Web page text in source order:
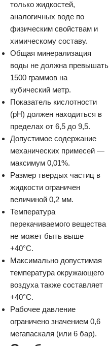
только жидкостей,
аналогичных воде по
физическим свойствам и
химическому составу.
Общая минерализация
воды не должна превышать
1500 граммов на
кубический метр.
Показатель кислотности
(рН) должен находиться в
пределах от 6,5 до 9,5.
Допустимое содержание
механических примесей —
максимум 0,01%.
Размер твердых частиц в
жидкости ограничен
величиной 0,2 мм.
Температура
перекачиваемого вещества
не может быть выше
+40°C.
Максимально допустимая
температура окружающего
воздуха также составляет
+40°C.
Рабочее давление
ограничено значением 0,6
мегапаскаля (или 6 бар).